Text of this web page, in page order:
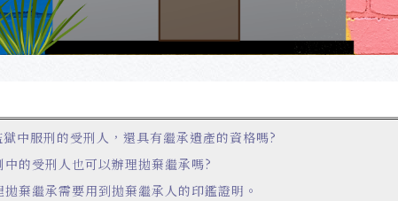
中服刑的受刑人，還具有繼承遺產的資格嗎?
中的受刑人也可以辦理拋棄繼承嗎?
棄繼承需要用到拋棄繼承人的印鑑證明。